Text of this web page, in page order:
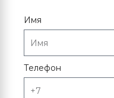
Имя
Телефон